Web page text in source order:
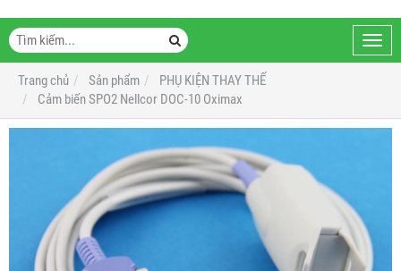
Trang chủ
Sản phẩm
PHỤ KIỆN THAY THẾ
Cảm biến SPO2 Nellcor DOC-10 Oximax